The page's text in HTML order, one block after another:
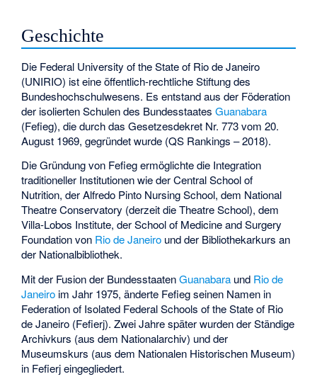
Geschichte
Die Federal University of the State of Rio de Janeiro
(UNIRIO) ist eine öffentlich-rechtliche Stiftung des
Bundeshochschulwesens. Es entstand aus der Föderation
der isolierten Schulen des BundesstaatesGuanabara
(Fefieg), die durch das Gesetzesdekret Nr. 773 vom 20.
August 1969, gegründet wurde (QS Rankings – 2018).
Die Gründung von Fefieg ermöglichte die Integration
traditioneller Institutionen wie derCentral School of
Nutrition, derAlfredo Pinto Nursing School, dem National
Theatre Conservatory (derzeit die Theatre School), dem
Villa-Lobos Institute, derSchool of Medicine and Surgery
Foundationvon Rio de Janeiro und der Bibliothekarkurs an
der Nationalbibliothek.
Mit der Fusion der BundesstaatenGuanabara und Rio de
Janeiro im Jahr 1975, änderte Fefieg seinen Namen in
Federation of Isolated Federal Schools of the State of Rio
de Janeiro (Fefierj). Zwei Jahre später wurden der Ständige
Archivkurs (aus dem Nationalarchiv) und der
Museumskurs (aus dem Nationalen Historischen Museum)
in Fefierj eingegliedert.